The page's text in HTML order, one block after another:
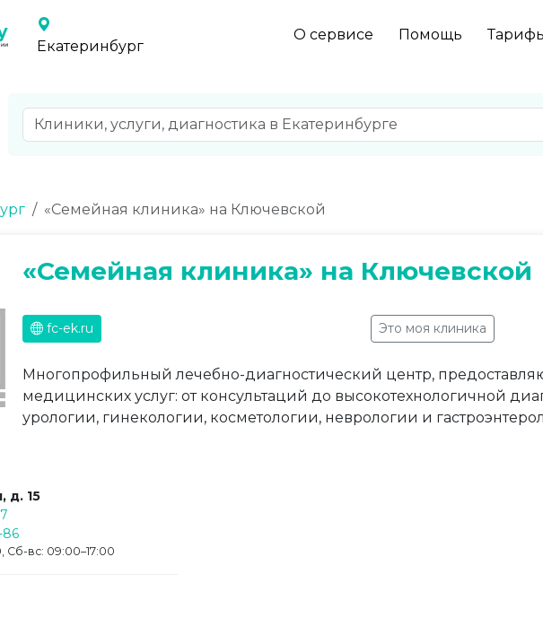
Екатеринбург
О сервисе Помощь
«Семейная клиника» на Ключевской
«Семейная клиника» на Ключевской
fc-ek.ru Это моя клиника
Многопрофильный лечебно-диагностический центр,
медицинских услуг: от консультаций до высокотехнологичной
урологии, гинекологии, косметологии, неврологии и
д. 15
86
Сб-вс: 09:00–17:00